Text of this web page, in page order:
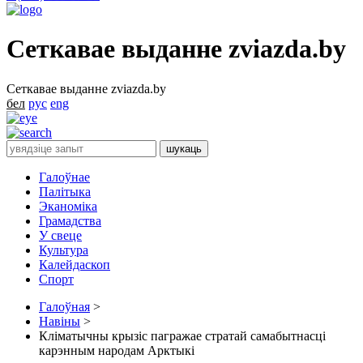
Сеткавае выданне zviazda.by
Сеткавае выданне zviazda.by
бел рус eng
Галоўнае
Палітыка
Эканоміка
Грамадства
У свеце
Культура
Калейдаскоп
Спорт
Галоўная >
Навіны >
Кліматычны крызіс пагражае стратай самабытнасці
карэнным народам Арктыкі